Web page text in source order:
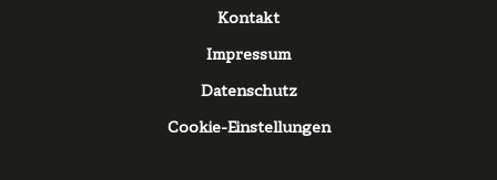
Kontakt
Impressum
Datenschutz
Cookie-Einstellungen